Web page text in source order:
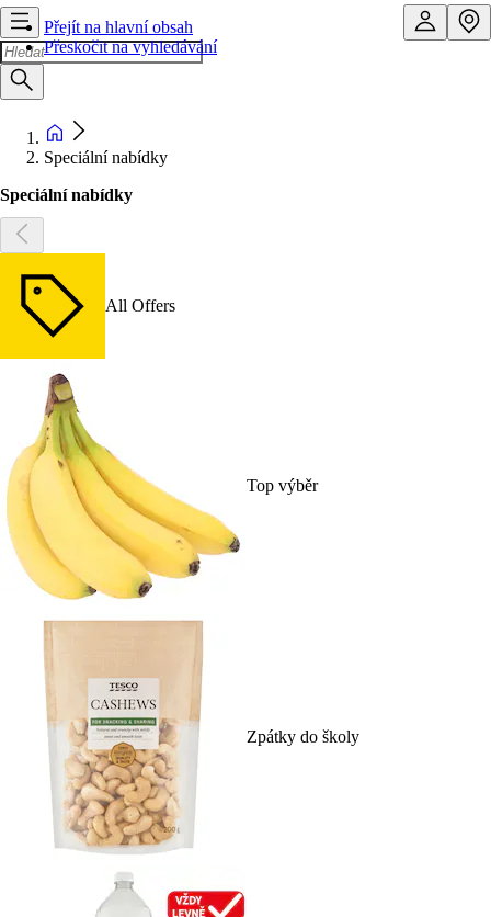
Přejít na hlavní obsah
Přeskočit na vyhledávání
Speciální nabídky
Speciální nabídky
All Offers
Top výběr
Zpátky do školy